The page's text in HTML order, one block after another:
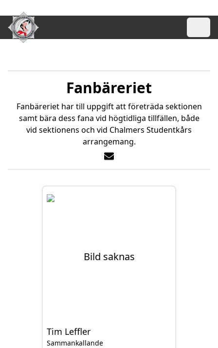
Fanbäreriet
Fanbäreriet har till uppgift att företräda sektionen
samt bära dess fana vid högtidliga tillfällen, både
vid sektionens och vid Chalmers Studentkårs
arrangemang.
Epost
Tim Leffler
Sammankallande